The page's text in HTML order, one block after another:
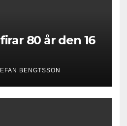
80 år den 16
BENGTSSON